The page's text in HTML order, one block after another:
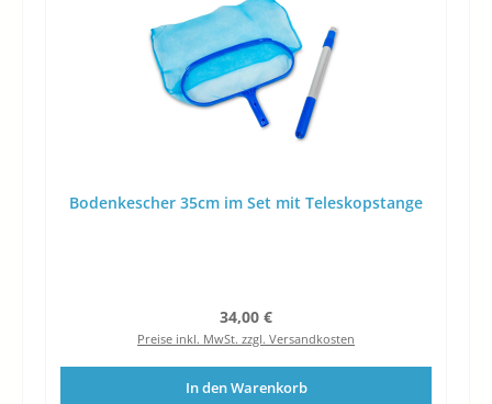
Bodenkescher 35cm im Set mit Teleskopstange
Regulärer Preis:
34,00 €
Preise inkl. MwSt. zzgl. Versandkosten
In den Warenkorb